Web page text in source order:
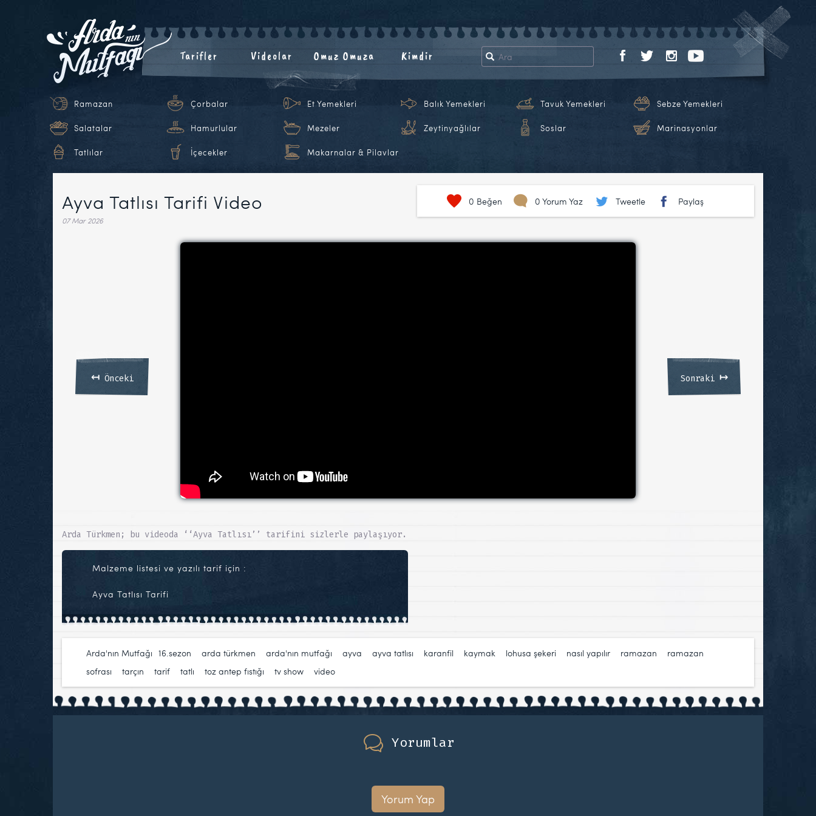
Tarifler Videolar Omuz Omuza Kimdir
Ramazan Çorbalar Et Yemekleri Balık Yemekleri Tavuk Yemekleri Sebze Yemekleri
Salatalar Hamurlular Mezeler Zeytinyağlılar Soslar Marinasyonlar
Tatlılar İçecekler Makarnalar & Pilavlar
Ayva Tatlısı Tarifi Video
07 Mar 2026
0 Beğen 0 Yorum Yaz Tweetle Paylaş
↤Önceki Sonraki ↦
Arda Türkmen; bu videoda ‘‘Ayva Tatlısı’’ tarifini sizlerle paylaşıyor.
Malzeme listesi ve yazılı tarif için :
Ayva Tatlısı Tarifi
Arda'nın Mutfağı 16.sezon arda türkmen arda'nın mutfağı ayva ayva tatlısı karanfil kaymak lohusa şekeri nasıl yapılır ramazan
ramazan
sofrası
tarçın tarif tatlı toz antep fıstığı tv show video
Yorumlar
Yorum Yap